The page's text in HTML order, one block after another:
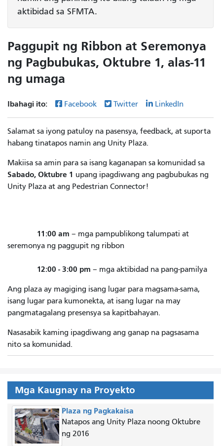
aktibidad sa SFMTA.
Paggupit ng Ribbon at Seremonya
ng Pagbubukas, Oktubre 1, alas-11
ng umaga
Ibahagi ito: Facebook Twitter LinkedIn
Salamat sa iyong patuloy na pasensya, feedback, at suporta
habang tinatapos namin ang Unity Plaza.
Makiisa sa amin para sa isang kaganapan sa komunidad sa
Sabado, Oktubre 1 upang ipagdiwang ang pagbubukas ng
Unity Plaza at ang Pedestrian Connector!
11:00 am – mga pampublikong talumpati at
seremonya ng paggupit ng ribbon
12:00 - 3:00 pm – mga aktibidad na pang-pamilya
Ang plaza ay magiging isang lugar para magsama-sama,
isang lugar para kumonekta, at isang lugar na may
pangmatagalang presensya sa kapitbahayan.
Nasasabik kaming ipagdiwang ang ganap na pagsasama
nito sa komunidad.
Mga Kaugnay na Proyekto
Plaza ng Pagkakaisa
Natapos ang Unity Plaza noong Oktubre
ng 2016